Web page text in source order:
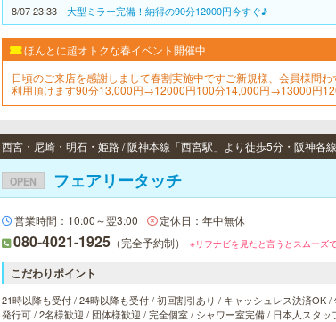
8/07 23:33 大型ミラー完備！納得の90分12000円今すぐ♪
ほんとに超オトクな春イベント開催中
日頃のご来店を感謝しまして春割実施中ですご新規様、会員様問わ
利用頂けます90分13,000円→12000円100分14,000円→13000円
7,000円→15000円
OPEN フェアリータッチ
営業時間：10:00～翌3:00 定休日：年中無休
080-4021-1925 （完全予約制） ※リフナビを見たと言うとスムーズ
こだわりポイント
21時以降も受付 / 24時以降も受付 / 初回割引あり / キャッシュレス決済OK /
発行可 / 2名様歓迎 / 団体様歓迎 / 完全個室 / シャワー室完備 / 日本人スタッ